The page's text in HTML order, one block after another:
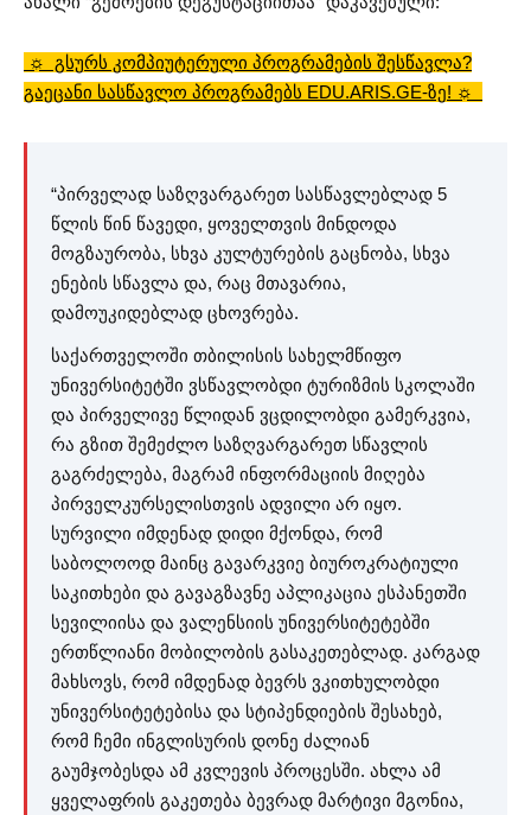
☼ გსურს კომპიუტერული პროგრამების შესწავლა?
გაეცანი სასწავლო პროგრამებს EDU.ARIS.GE-ზე! ☼
“პირველად საზღვარგარეთ სასწავლებლად 5
წლის წინ წავედი, ყოველთვის მინდოდა
მოგზაურობა, სხვა კულტურების გაცნობა, სხვა
ენების სწავლა და, რაც მთავარია,
დამოუკიდებლად ცხოვრება.
საქართველოში თბილისის სახელმწიფო
უნივერსიტეტში ვსწავლობდი ტურიზმის სკოლაში
და პირველივე წლიდან ვცდილობდი გამერკვია,
რა გზით შემეძლო საზღვარგარეთ სწავლის
გაგრძელება, მაგრამ ინფორმაციის მიღება
პირველკურსელისთვის ადვილი არ იყო.
სურვილი იმდენად დიდი მქონდა, რომ
საბოლოოდ მაინც გავარკვიე ბიუროკრატიული
საკითხები და გავაგზავნე აპლიკაცია ესპანეთში
სევილიისა და ვალენსიის უნივერსიტეტებში
ერთწლიანი მობილობის გასაკეთებლად. კარგად
მახსოვს, რომ იმდენად ბევრს ვკითხულობდი
უნივერსიტეტებისა და სტიპენდიების შესახებ,
რომ ჩემი ინგლისურის დონე ძალიან
გაუმჯობესდა ამ კვლევის პროცესში. ახლა ამ
ყველაფრის გაკეთება ბევრად მარტივი მგონია,